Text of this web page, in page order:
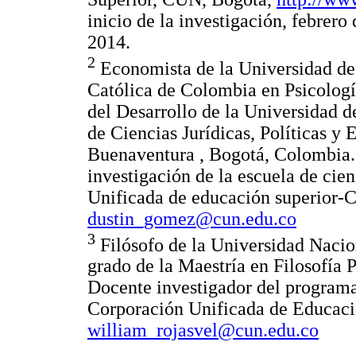
inicio de la investigación, febrero
2014.
2 Economista de la Universidad
Católica de Colombia en
del Desarrollo de la Universidad
de Ciencias Jurídicas, Políticas y
Buenaventura , Bogotá,
investigación de la escuela de
Unificada de educación superior-
dustin_gomez@cun.edu.co
3 Filósofo de la Universidad
grado de la Maestría en Filosofía
Docente investigador del
Corporación Unificada de
william_rojasvel@cun.edu.co